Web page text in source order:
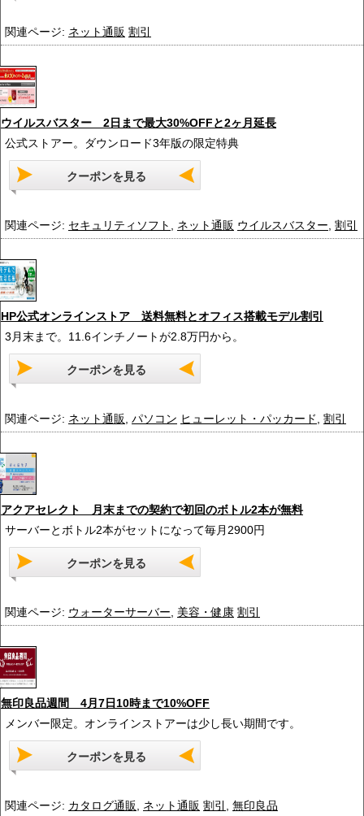
関連ページ: ネット通販 割引
ウイルスバスター 2日まで最大30%OFFと2ヶ月延長
公式ストアー。ダウンロード3年版の限定特典
クーポンを見る
関連ページ: セキュリティソフト ネット通販 ウイルスバスター 割引
HP公式オンラインストア 送料無料とオフィス搭載モデル割引
3月末まで。11.6インチノートが2.8万円から。
クーポンを見る
関連ページ: ネット通販 パソコン ヒューレット・パッカード 割引
アクアセレクト 月末までの契約で初回のボトル2本が無料
サーバーとボトル2本がセットになって毎月2900円
クーポンを見る
関連ページ: ウォーターサーバー 美容・健康 割引
無印良品週間 4月7日10時まで10%OFF
メンバー限定。オンラインストアーは少し長い期間です。
クーポンを見る
関連ページ: カタログ通販 ネット通販 割引 無印良品